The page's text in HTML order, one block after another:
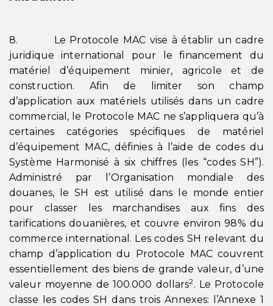
8. Le Protocole MAC vise à établir un cadre
juridique international pour le financement du
matériel d’équipement minier, agricole et de
construction. Afin de limiter son champ
d’application aux matériels utilisés dans un cadre
commercial, le Protocole MAC ne s’appliquera qu’à
certaines catégories spécifiques de matériel
d’équipement MAC, définies à l’aide de codes du
Système Harmonisé à six chiffres (les “codes SH”).
Administré par l’Organisation mondiale des
douanes, le SH est utilisé dans le monde entier
pour classer les marchandises aux fins des
tarifications douanières, et couvre environ 98% du
commerce international. Les codes SH relevant du
champ d’application du Protocole MAC couvrent
essentiellement des biens de grande valeur, d’une
valeur moyenne de 100.000 dollars2. Le Protocole
classe les codes SH dans trois Annexes: l’Annexe 1